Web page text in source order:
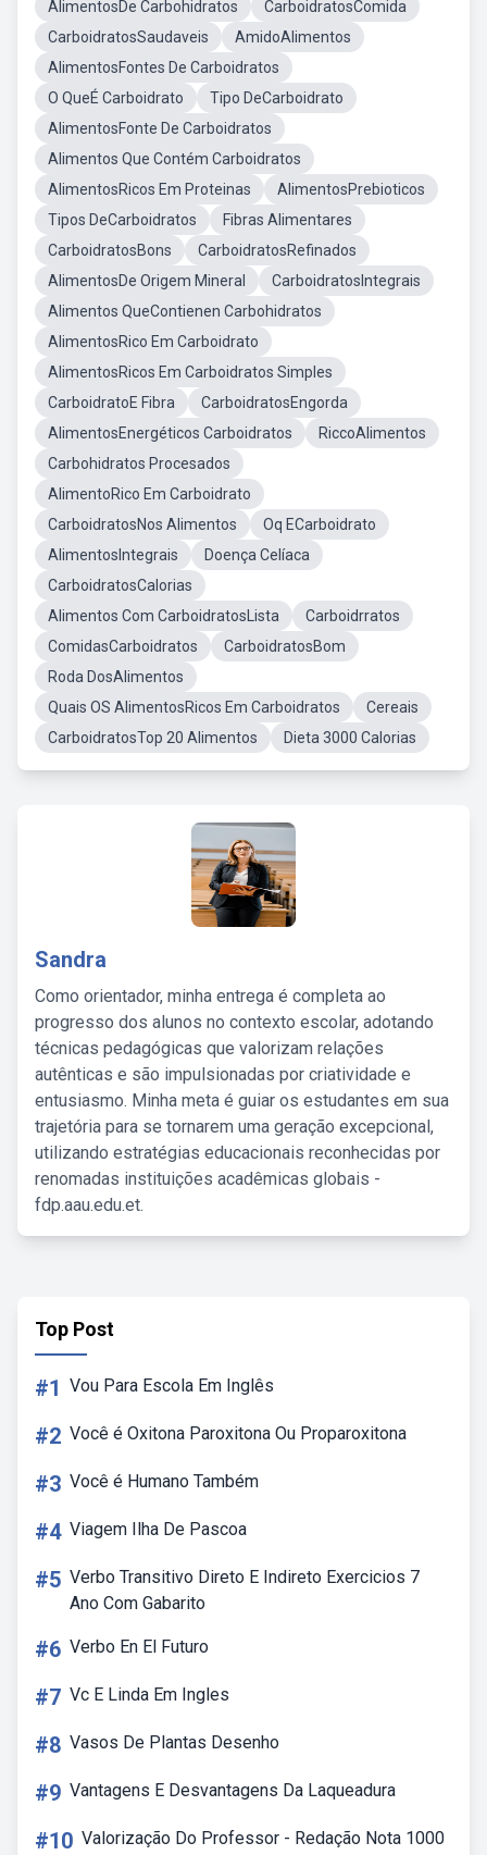
AlimentosDe Carbohidratos
CarboidratosComida
CarboidratosSaudaveis
AmidoAlimentos
AlimentosFontes De Carboidratos
O QueÉ Carboidrato
Tipo DeCarboidrato
AlimentosFonte De Carboidratos
Alimentos Que Contém Carboidratos
AlimentosRicos Em Proteinas
AlimentosPrebioticos
Tipos DeCarboidratos
Fibras Alimentares
CarboidratosBons
CarboidratosRefinados
AlimentosDe Origem Mineral
CarboidratosIntegrais
Alimentos QueContienen Carbohidratos
AlimentosRico Em Carboidrato
AlimentosRicos Em Carboidratos Simples
CarboidratoE Fibra
CarboidratosEngorda
AlimentosEnergéticos Carboidratos
RiccoAlimentos
Carbohidratos Procesados
AlimentoRico Em Carboidrato
CarboidratosNos Alimentos
Oq ECarboidrato
AlimentosIntegrais
Doença Celíaca
CarboidratosCalorias
Alimentos Com CarboidratosLista
Carboidrratos
ComidasCarboidratos
CarboidratosBom
Roda DosAlimentos
Quais OS AlimentosRicos Em Carboidratos
Cereais
CarboidratosTop 20 Alimentos
Dieta 3000 Calorias
Sandra
Como orientador, minha entrega é completa ao
progresso dos alunos no contexto escolar, adotando
técnicas pedagógicas que valorizam relações
autênticas e são impulsionadas por criatividade e
entusiasmo. Minha meta é guiar os estudantes em sua
trajetória para se tornarem uma geração excepcional,
utilizando estratégias educacionais reconhecidas por
renomadas instituições acadêmicas globais -
fdp.aau.edu.et.
Top Post
#1 Vou Para Escola Em Inglês
#2 Você é Oxitona Paroxitona Ou Proparoxitona
#3 Você é Humano Também
#4 Viagem Ilha De Pascoa
#5 Verbo Transitivo Direto E Indireto Exercicios 7
Ano Com Gabarito
#6 Verbo En El Futuro
#7 Vc E Linda Em Ingles
#8 Vasos De Plantas Desenho
#9 Vantagens E Desvantagens Da Laqueadura
#10 Valorização Do Professor - Redação Nota 1000